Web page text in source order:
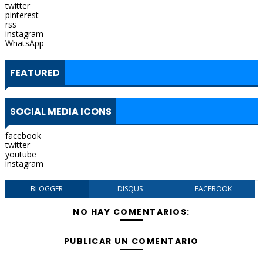
twitter
pinterest
rss
instagram
WhatsApp
FEATURED
SOCIAL MEDIA ICONS
facebook
twitter
youtube
instagram
BLOGGER DISQUS FACEBOOK
NO HAY COMENTARIOS:
PUBLICAR UN COMENTARIO